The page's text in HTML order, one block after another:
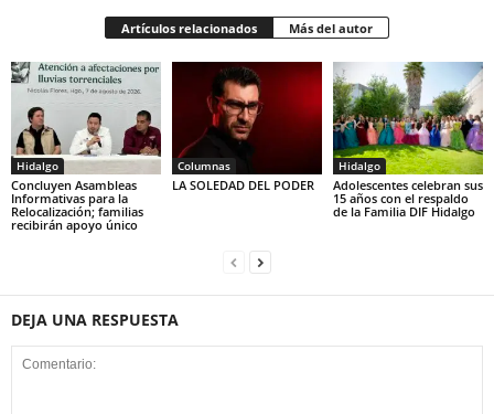
Artículos relacionados Más del autor
Hidalgo
Concluyen Asambleas
Informativas para la
Relocalización; familias
recibirán apoyo único
Columnas
LA SOLEDAD DEL PODER
Hidalgo
Adolescentes celebran sus
15 años con el respaldo
de la Familia DIF Hidalgo
DEJA UNA RESPUESTA